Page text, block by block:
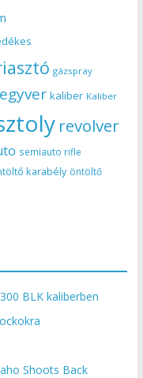
gázspray
kaliber Kaliber
revolver
semiauto rifle
karabély öntöltő
BLK kaliberben
Shoots Back